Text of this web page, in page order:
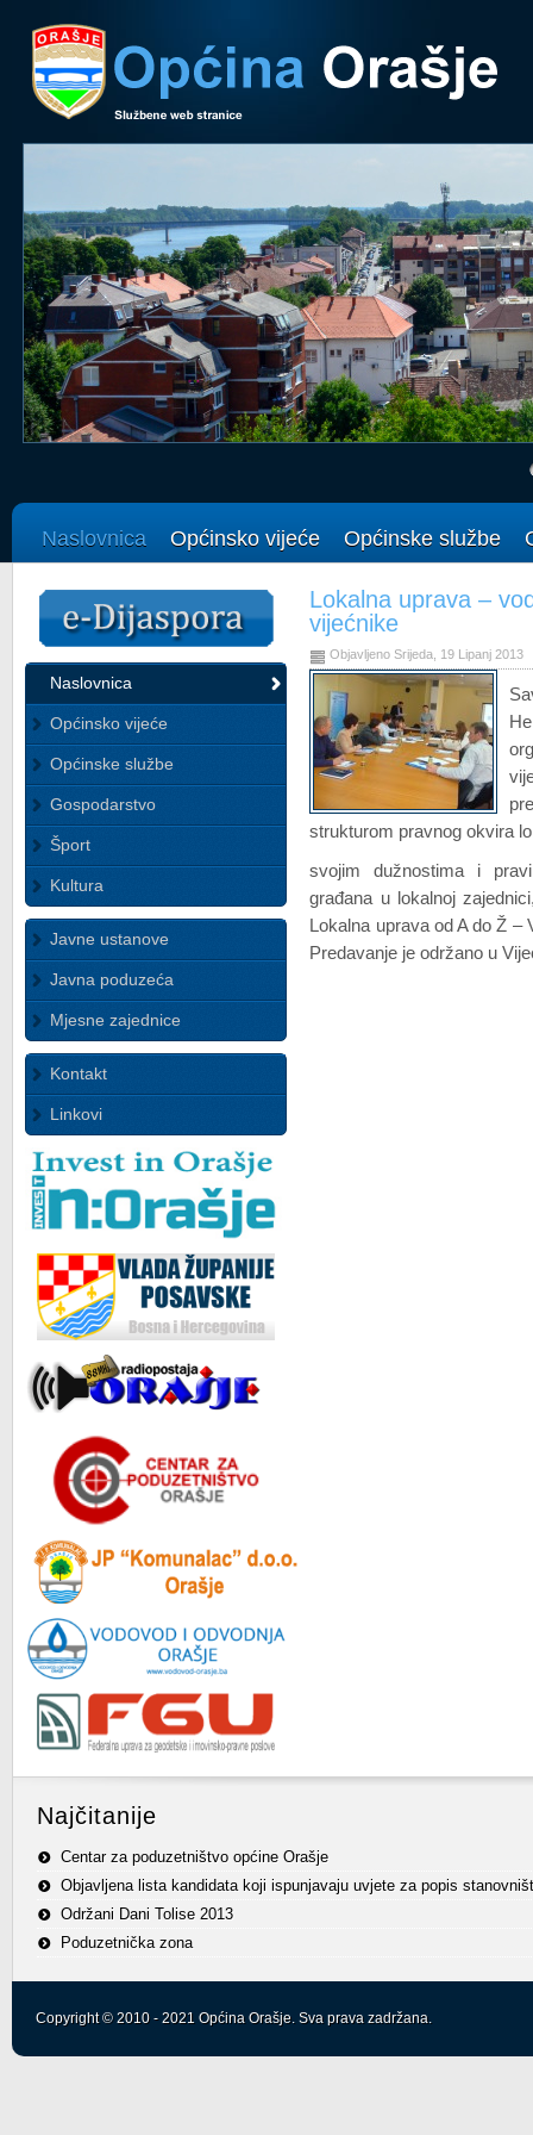
Naslovnica Općinsko vijeće Općinske službe
Naslovnica
Općinsko vijeće
Općinske službe
Gospodarstvo
Šport
Kultura
Javne ustanove
Javna poduzeća
Mjesne zajednice
Kontakt
Linkovi
Lokalna uprava –
vijećnike
Objavljeno Srijeda, 19 Lipanj 2013
strukturom pravnog okvira
svojim dužnostima i
građana u lokalnoj
Lokalna uprava od A do Ž
Predavanje je održano u
Najčitanije
Centar za poduzetništvo općine Orašje
Objavljena lista kandidata koji ispunjavaju uvjete za popis
Održani Dani Tolise 2013
Poduzetnička zona
Copyright © 2010 - 2021 Općina Orašje. Sva prava zadržana.